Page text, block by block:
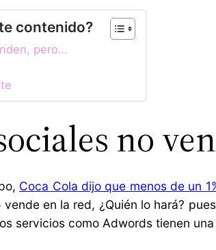
contenido?
pero…
no
Coca Cola dijo que menos de un
en la red, ¿Quién lo hará?
servicios como Adwords tienen